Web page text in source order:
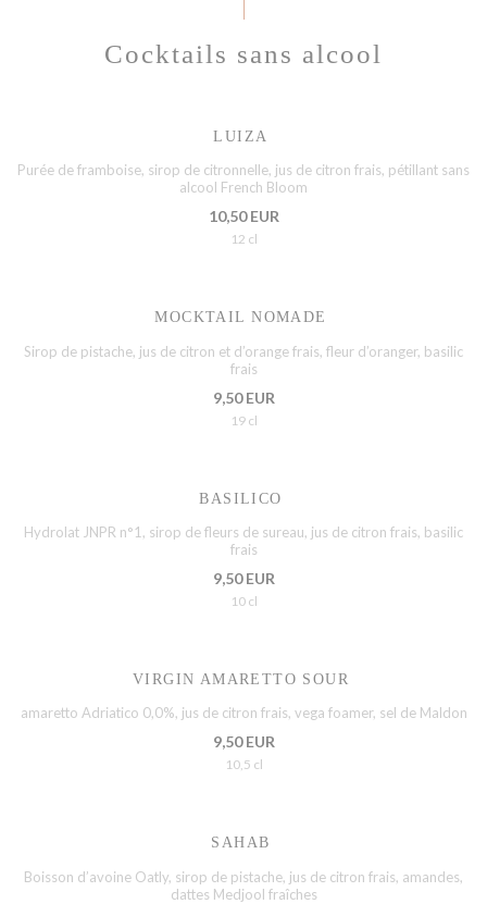
Cocktails sans alcool
LUIZA
Purée de framboise, sirop de citronnelle, jus de citron frais, pétillant sans
alcool French Bloom
10,50 EUR
12 cl
MOCKTAIL NOMADE
Sirop de pistache, jus de citron et d’orange frais, fleur d’oranger, basilic
frais
9,50 EUR
19 cl
BASILICO
Hydrolat JNPR n°1, sirop de fleurs de sureau, jus de citron frais, basilic
frais
9,50 EUR
10 cl
VIRGIN AMARETTO SOUR
amaretto Adriatico 0,0%, jus de citron frais, vega foamer, sel de Maldon
9,50 EUR
10,5 cl
SAHAB
Boisson d’avoine Oatly, sirop de pistache, jus de citron frais, amandes,
dattes Medjool fraîches